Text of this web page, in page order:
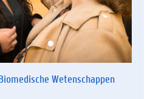
Wetenschappen